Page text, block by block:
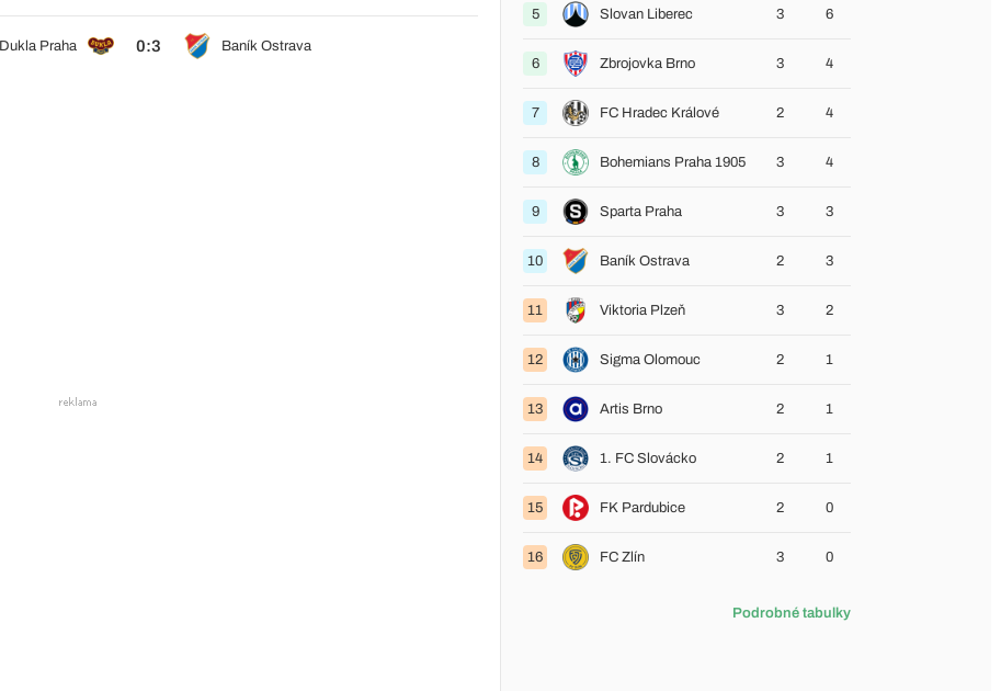
Dukla Praha 0:3 Baník Ostrava
5 Slovan Liberec 3 6
6 Zbrojovka Brno 3 4
7 FC Hradec Králové 2 4
8 Bohemians Praha 1905 3 4
9 Sparta Praha 3 3
10 Baník Ostrava 2 3
11 Viktoria Plzeň 3 2
12 Sigma Olomouc 2 1
13 Artis Brno 2 1
14 1. FC Slovácko 2 1
15 FK Pardubice 2 0
16 FC Zlín 3 0
Podrobné tabulky